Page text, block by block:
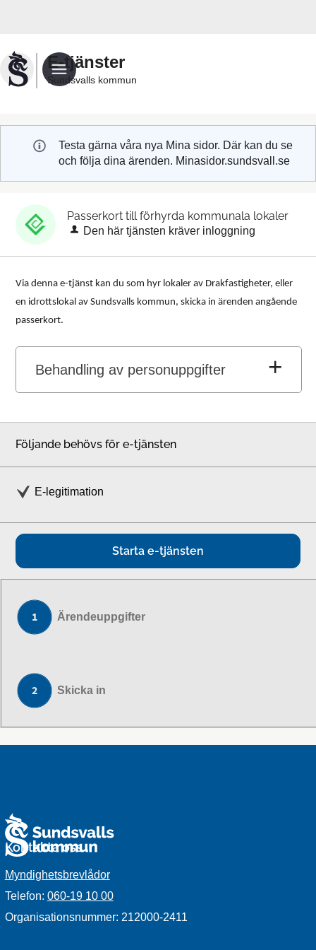
Sundsvalls
kommuns
e-
E-tjänster
Sundsvalls kommun
Testa gärna våra nya Mina sidor. Där kan du se
och följa dina ärenden. Minasidor.sundsvall.se
Passerkort till förhyrda kommunala lokaler
Den här tjänsten kräver inloggning
Via denna e-tjänst kan du som hyr lokaler av Drakfastigheter, eller
en idrottslokal av Sundsvalls kommun, skicka in ärenden angående
passerkort.
Behandling av personuppgifter
Följande behövs för e-tjänsten
E-legitimation
Starta e-tjänsten
Ärendeuppgifter
Skicka in
Kontakta oss
Myndighetsbrevlådor
Telefon: 060-19 10 00
Organisationsnummer: 212000-2411